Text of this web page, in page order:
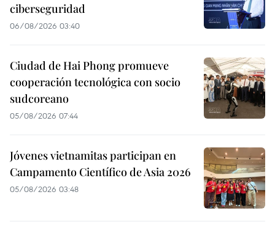
ciberseguridad
06/08/2026 03:40
Ciudad de Hai Phong promueve
cooperación tecnológica con socio
sudcoreano
05/08/2026 07:44
Jóvenes vietnamitas participan en
Campamento Científico de Asia 2026
05/08/2026 03:48